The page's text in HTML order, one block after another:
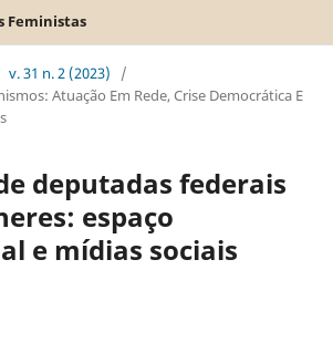
Feministas
v. 31 n. 2 (2023)
/
Atuação Em Rede, Crise Democrática E
deputadas federais
espaço
e mídias sociais